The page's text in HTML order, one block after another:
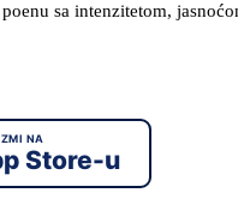
sa intenzitetom,
NA
Store-u